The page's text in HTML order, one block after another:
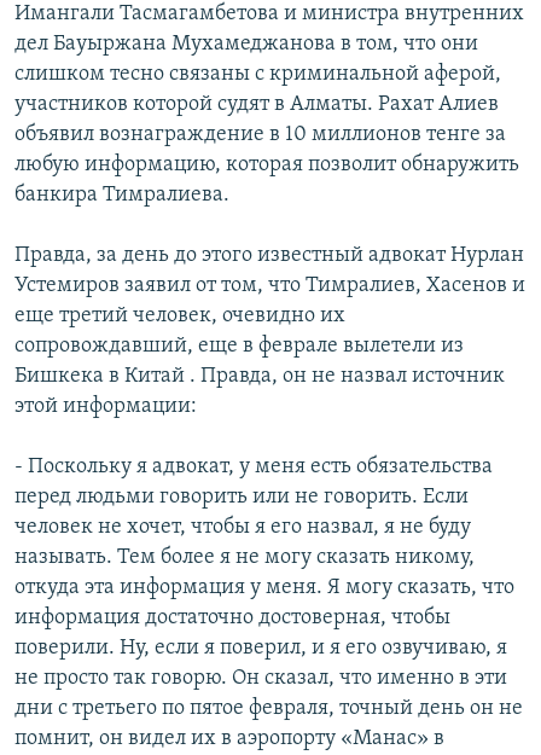
Имангали Тасмагамбетова и министра внутренних
дел Бауыржана Мухамеджанова в том, что они
слишком тесно связаны с криминальной аферой,
участников которой судят в Алматы. Рахат Алиев
объявил вознаграждение в 10 миллионов тенге за
любую информацию, которая позволит обнаружить
банкира Тимралиева.
Правда, за день до этого известный адвокат Нурлан
Устемиров заявил от том, что Тимралиев, Хасенов и
еще третий человек, очевидно их
сопровождавший, еще в феврале вылетели из
Бишкека в Китай . Правда, он не назвал источник
этой информации:
- Поскольку я адвокат, у меня есть обязательства
перед людьми говорить или не говорить. Если
человек не хочет, чтобы я его назвал, я не буду
называть. Тем более я не могу сказать никому,
откуда эта информация у меня. Я могу сказать, что
информация достаточно достоверная, чтобы
поверили. Ну, если я поверил, и я его озвучиваю, я
не просто так говорю. Он сказал, что именно в эти
дни с третьего по пятое февраля, точный день он не
помнит, он видел их в аэропорту «Манас» в